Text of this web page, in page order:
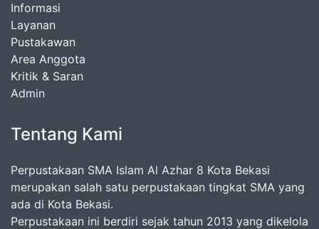
Informasi
Layanan
Pustakawan
Area Anggota
Kritik & Saran
Admin
Tentang Kami
Perpustakaan SMA Islam Al Azhar 8 Kota Bekasi
merupakan salah satu perpustakaan tingkat SMA yang
ada di Kota Bekasi.
Perpustakaan ini berdiri sejak tahun 2013 yang dikelola